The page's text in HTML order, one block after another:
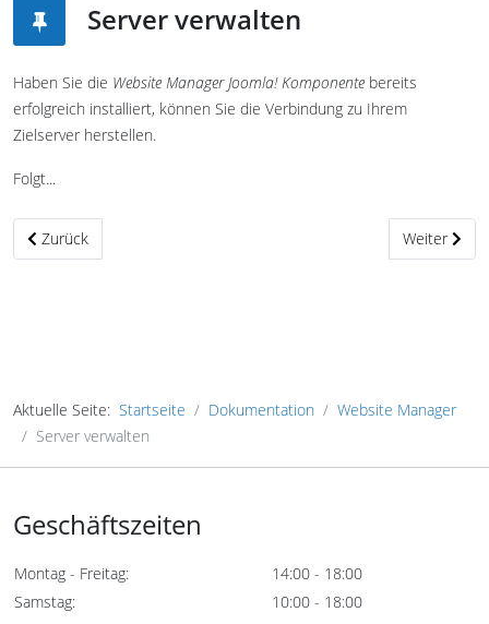
Server verwalten
Haben Sie die Website Manager Joomla! Komponente bereits
erfolgreich installiert, können Sie die Verbindung zu Ihrem
Zielserver herstellen.
Folgt...
Vorheriger Beitrag: Einrichtung der Zielserver
Zurück Nächster
Weiter
Aktuelle Seite: Startseite Dokumentation
Website Manager
Server verwalten
Geschäftszeiten
Montag - Freitag:
14:00 - 18:00
Samstag:
10:00 - 18:00